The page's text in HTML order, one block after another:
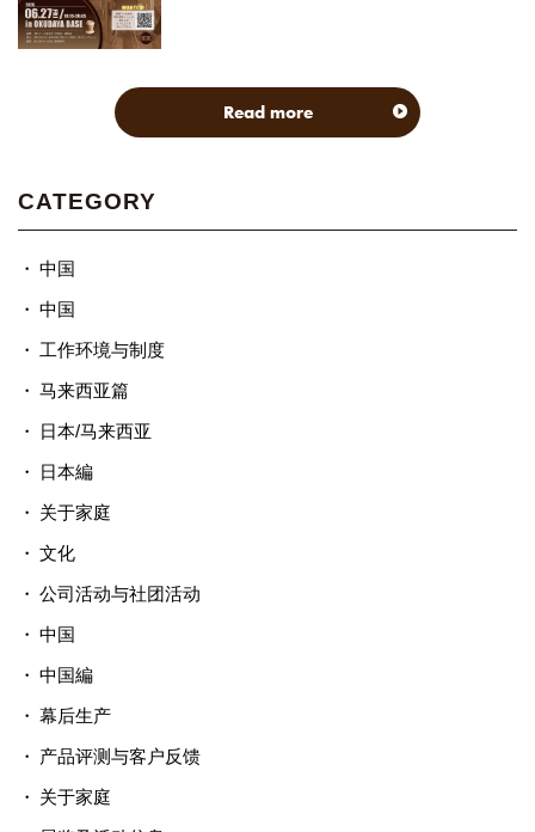
Read more
CATEGORY
中国
中国
工作环境与制度
马来西亚篇
日本/马来西亚
日本編
关于家庭
文化
公司活动与社团活动
中国
中国編
幕后生产
产品评测与客户反馈
关于家庭